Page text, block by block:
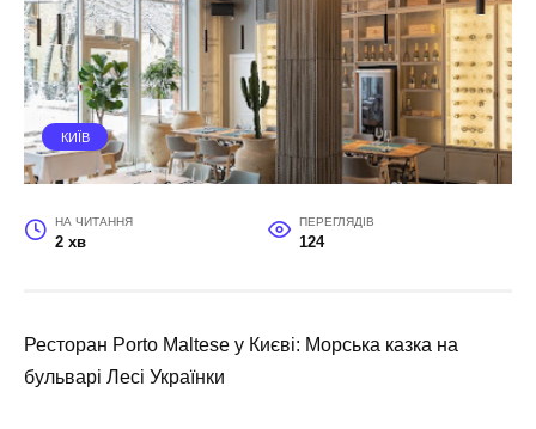
КИЇВ
НА ЧИТАННЯ
2 хв
ПЕРЕГЛЯДІВ
124
Ресторан Porto Maltese у Києві: Морська казка на
бульварі Лесі Українки